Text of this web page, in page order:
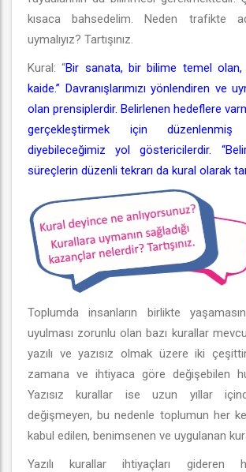
kısaca bahsedelim. Neden trafikte
uymalıyız? Tartışınız.
Kural: “Bir sanata, bir bilime temel
kaide.” Davranışlarımızı yönlendiren ve
olan prensiplerdir. Belirlenen hedeflere
gerçekleştirmek için
diyebileceğimiz yol göstericilerdir.
süreçlerin düzenli tekrarı da kural olarak
Toplumda insanların birlikte
uyulması zorunlu olan bazı kurallar
yazılı ve yazısız olmak üzere iki
zamana ve ihtiyaca göre değişebilen
Yazısız kurallar ise uzun yıllar
değişmeyen, bu nedenle toplumun her
kabul edilen, benimsenen ve uygulanan
Yazılı kurallar ihtiyaçları gideren